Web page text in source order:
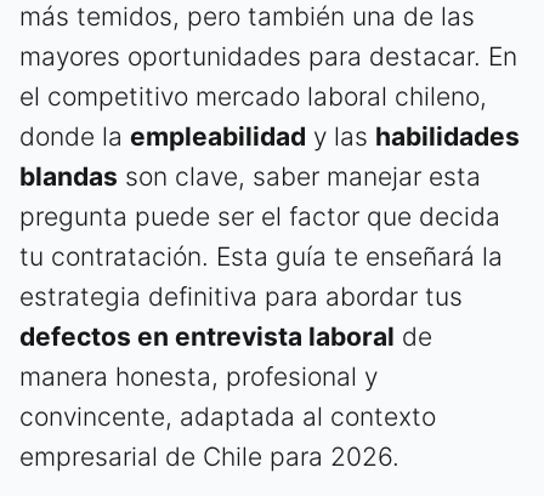
más temidos, pero también una de las
mayores oportunidades para destacar. En
el competitivo mercado laboral chileno,
donde la empleabilidad y las habilidades
blandas son clave, saber manejar esta
pregunta puede ser el factor que decida
tu contratación. Esta guía te enseñará la
estrategia definitiva para abordar tus
defectos en entrevista laboral de
manera honesta, profesional y
convincente, adaptada al contexto
empresarial de Chile para 2026.